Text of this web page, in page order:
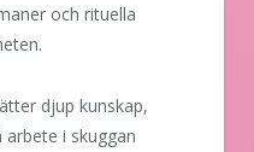
och rituella
djup kunskap,
i skuggan